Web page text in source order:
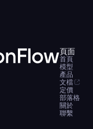
頁面
首頁
模型
產品
文檔
定價
部落格
關於
聯繫